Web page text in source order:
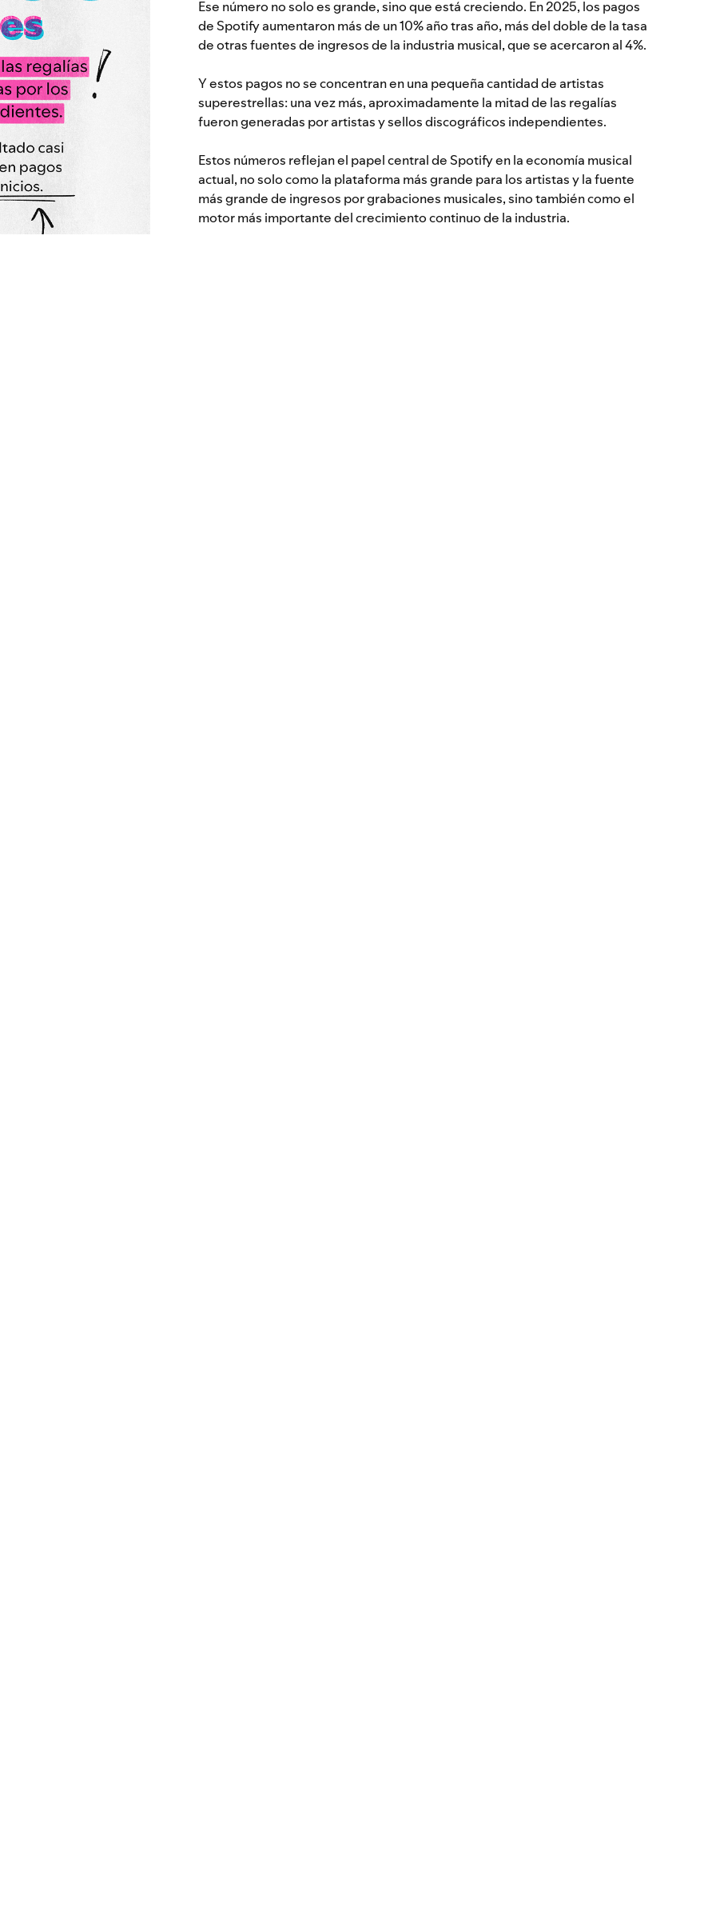
Ese número no solo es grande, sino que está creciendo. En 2025, los pagos
de Spotify aumentaron más de un 10% año tras año, más del doble de la tasa
de otras fuentes de ingresos de la industria musical, que se acercaron al 4%.
Y estos pagos no se concentran en una pequeña cantidad de artistas
superestrellas: una vez más, aproximadamente la mitad de las regalías
fueron generadas por artistas y sellos discográficos independientes.
Estos números reflejan el papel central de Spotify en la economía musical
actual, no solo como la plataforma más grande para los artistas y la fuente
más grande de ingresos por grabaciones musicales, sino también como el
motor más importante del crecimiento continuo de la industria.